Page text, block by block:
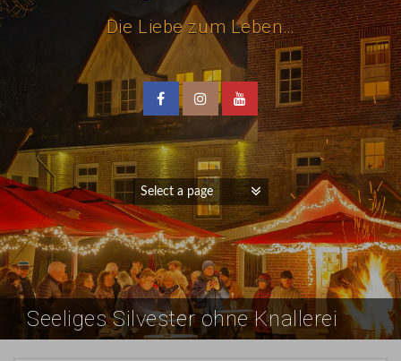
Die Liebe zum Leben…
Seeliges Silvester ohne Knallerei